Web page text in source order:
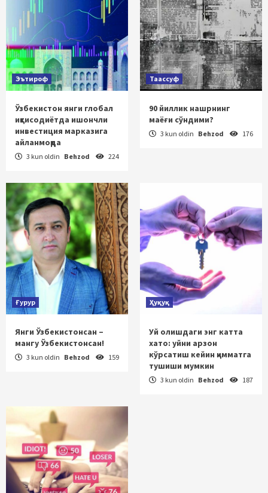
Эътироф
Ўзбекистон янги глобал
иқтисодиётда ишончли
инвестиция марказига
айланмоқда
3 kun oldin Behzod 224
Таассуф
90 йиллик нашрнинг
маёғи сўндими?
3 kun oldin Behzod 176
Ғурур
Янги Ўзбекистонсан –
мангу Ўзбекистонсан!
3 kun oldin Behzod 159
Ҳуқуқ
Уй олишдаги энг катта
хато: уйни арзон
кўрсатиш кейин қимматга
тушиши мумкин
3 kun oldin Behzod 187